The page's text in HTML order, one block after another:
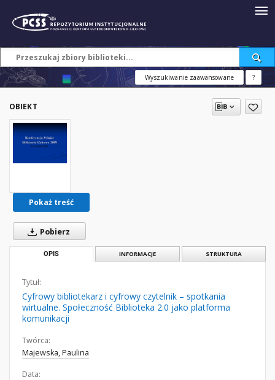
Wyszukiwanie zaawansowane ?
OBIEKT
Pokaż treść
Pobierz
OPIS INFORMACJE STRUKTURA
Tytuł:
Cyfrowy bibliotekarz i cyfrowy czytelnik – spotkania
wirtualne. Społeczność Biblioteka 2.0 jako platforma
komunikacji
Twórca:
Majewska, Paulina
Data: